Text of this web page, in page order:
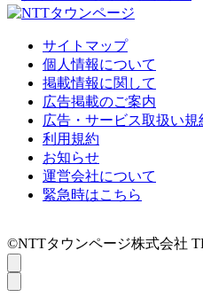
サイトマップ
個人情報について
掲載情報に関して
広告掲載のご案内
広告・サービス取扱い規
利用規約
お知らせ
運営会社について
緊急時はこちら
©NTTタウンページ株式会社